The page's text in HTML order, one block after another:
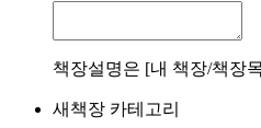
책장설명은 [내 책장/책장
새책장 카테고리